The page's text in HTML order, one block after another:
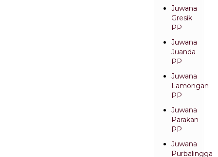
Juwana
Gresik
PP
Juwana
Juanda
PP
Juwana
Lamongan
PP
Juwana
Parakan
PP
Juwana
Purbalingga